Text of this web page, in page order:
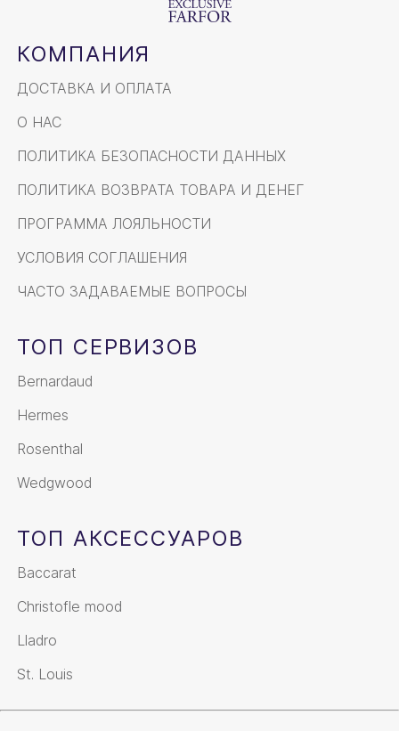
КОМПАНИЯ
ДОСТАВКА И ОПЛАТА
О НАС
ПОЛИТИКА БЕЗОПАСНОСТИ ДАННЫХ
ПОЛИТИКА ВОЗВРАТА ТОВАРА И ДЕНЕГ
ПРОГРАММА ЛОЯЛЬНОСТИ
УСЛОВИЯ СОГЛАШЕНИЯ
ЧАСТО ЗАДАВАЕМЫЕ ВОПРОСЫ
ТОП СЕРВИЗОВ
Bernardaud
Hermes
Rosenthal
Wedgwood
ТОП АКСЕССУАРОВ
Baccarat
Christofle mood
Lladro
St. Louis